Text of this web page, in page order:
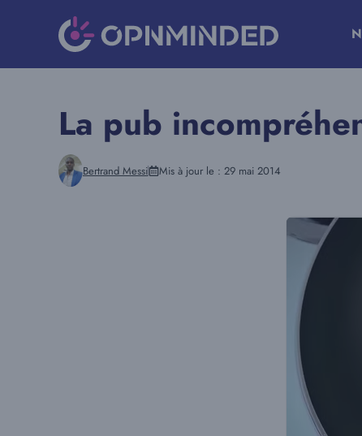
La pub
Bertrand Messi Mis à jour le : 29 mai 2014